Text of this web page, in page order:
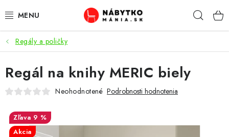
na
VÝPREDAJ
NOVINKY
OBÝVACIA IZBA
KUCHYŇA
Regály a poličky
Regál na knihy MERIC biely
Neohodnotené Podrobnosti hodnotenia
9 %
Akcia